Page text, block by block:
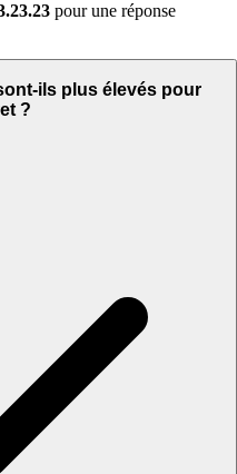
pour une réponse
ils plus élevés pour
?